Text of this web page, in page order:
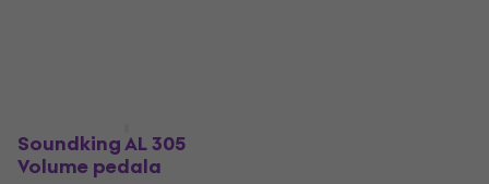
Soundking AL 305
Volume pedala